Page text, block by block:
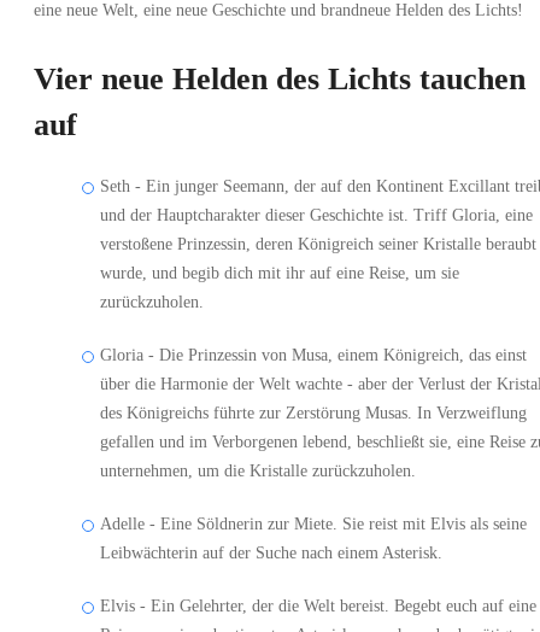
eine neue Welt, eine neue Geschichte und brandneue Helden des Lichts!
Vier neue Helden des Lichts tauchen
auf
Seth - Ein junger Seemann, der auf den Kontinent Excillant
und der Hauptcharakter dieser Geschichte ist. Triff Gloria, eine
verstoßene Prinzessin, deren Königreich seiner Kristalle beraubt
wurde, und begib dich mit ihr auf eine Reise, um sie
zurückzuholen.
Gloria - Die Prinzessin von Musa, einem Königreich, das einst
über die Harmonie der Welt wachte - aber der Verlust der
des Königreichs führte zur Zerstörung Musas. In Verzweiflung
gefallen und im Verborgenen lebend, beschließt sie, eine Reise
unternehmen, um die Kristalle zurückzuholen.
Adelle - Eine Söldnerin zur Miete. Sie reist mit Elvis als seine
Leibwächterin auf der Suche nach einem Asterisk.
Elvis - Ein Gelehrter, der die Welt bereist. Begebt euch auf eine